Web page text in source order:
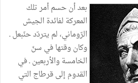
بعد أن حسم أمر تلك
المعركة لفائدة الجيش
الرّوماني، لم يتردّد حنّبعل ـ
وكان وقتها في سنّ
الخامسة والأربعين ـ في
القدوم إلى قرطاج التي